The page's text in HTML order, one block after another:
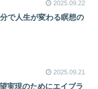
2025.09.22
で人生が変わる瞑想の
2025.09.21
実現のためにエイブラ